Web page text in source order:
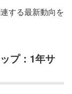
する最新動向を
プ：1年サ